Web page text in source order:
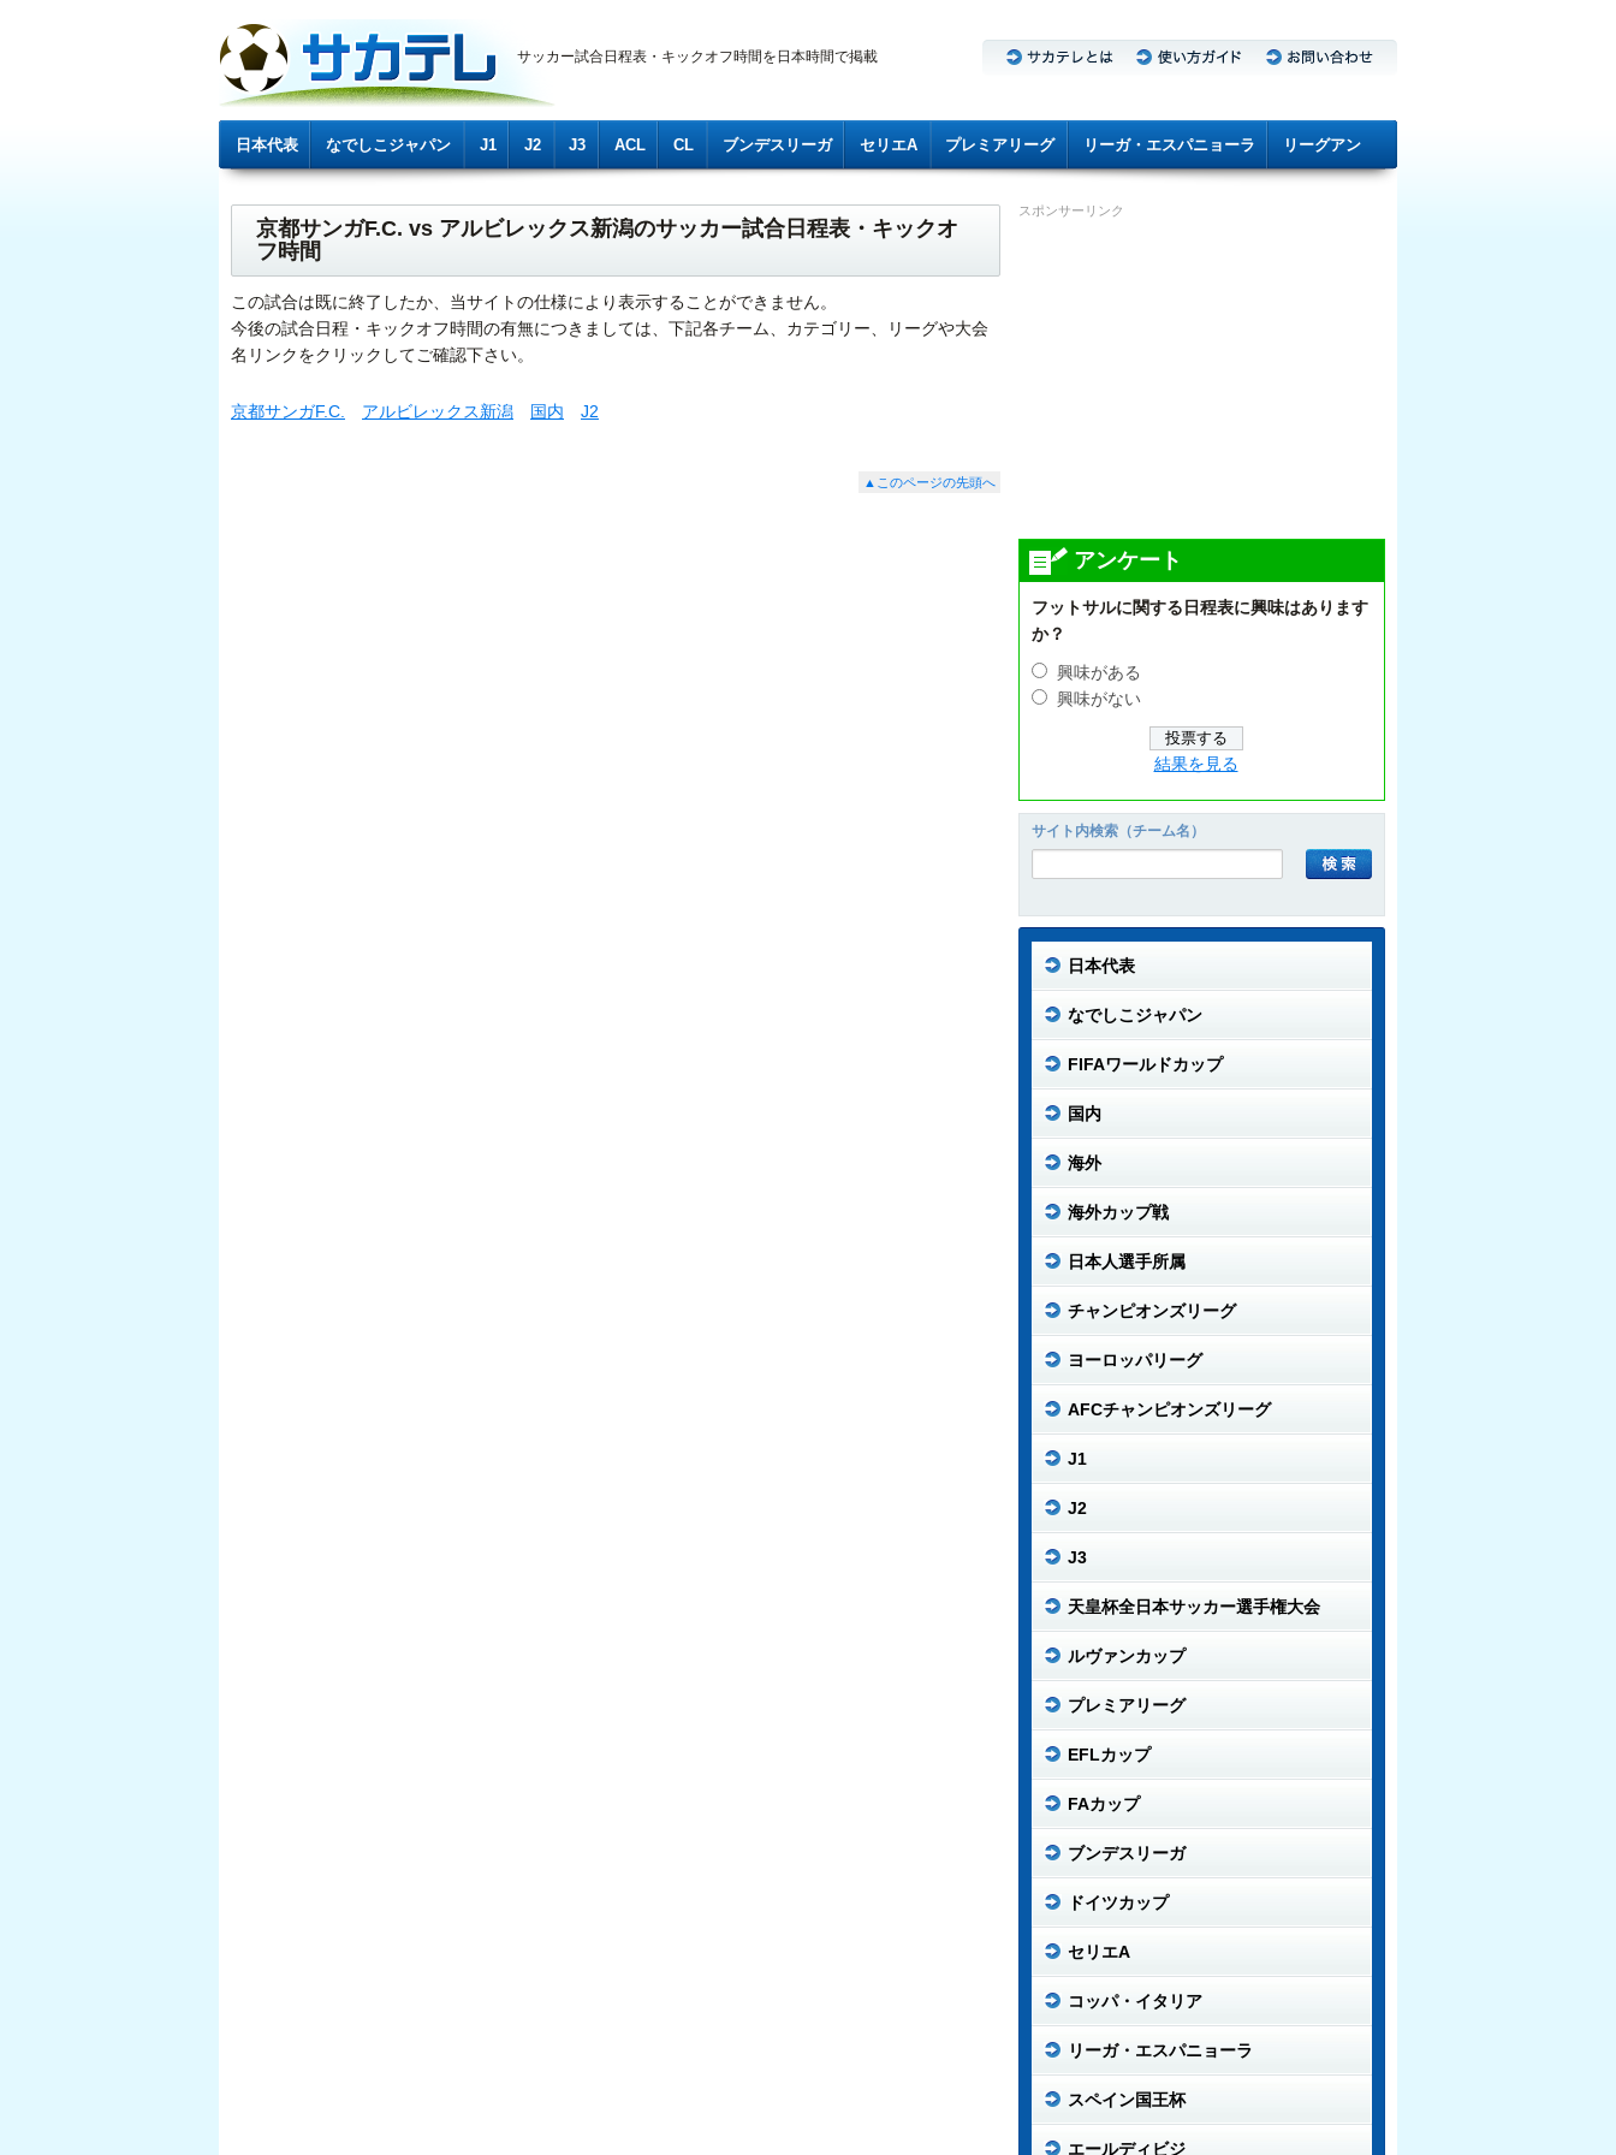
サッカー試合日程表・キックオフ時間を日本時間で掲載
日本代表 なでしこジャパン J1 J2 J3 ACL CL ブンデスリーガ セリエA プレミアリーグ リーガ・エスパニョーラ リーグアン
京都サンガF.C. vs アルビレックス新潟のサッカー試合日程表・キックオ
フ時間
この試合は既に終了したか、当サイトの仕様により表示することができません。
今後の試合日程・キックオフ時間の有無につきましては、下記各チーム、カテゴリー、リーグや大会
名リンクをクリックしてご確認下さい。
京都サンガF.C. アルビレックス新潟 国内 J2
▲このページの先頭へ
スポンサーリンク
アンケート
フットサルに関する日程表に興味はあります
か？
興味がある
興味がない
結果を見る
サイト内検索（チーム名）
日本代表
なでしこジャパン
FIFAワールドカップ
国内
海外
海外カップ戦
日本人選手所属
チャンピオンズリーグ
ヨーロッパリーグ
AFCチャンピオンズリーグ
J1
J2
J3
天皇杯全日本サッカー選手権大会
ルヴァンカップ
プレミアリーグ
EFLカップ
FAカップ
ブンデスリーガ
ドイツカップ
セリエA
コッパ・イタリア
リーガ・エスパニョーラ
スペイン国王杯
エールディビジ